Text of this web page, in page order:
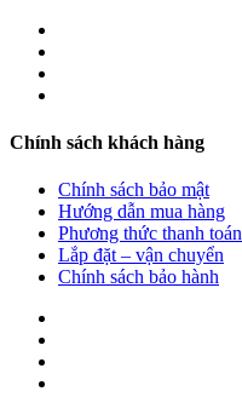
Chính sách khách hàng
Chính sách bảo mật
Hướng dẫn mua hàng
Phương thức thanh toán
Lắp đặt – vận chuyển
Chính sách bảo hành